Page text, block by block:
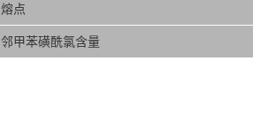
熔点
邻甲苯磺酰氯含量